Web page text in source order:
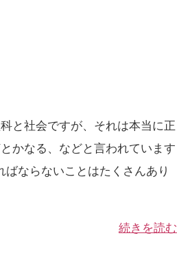
と社会ですが、それは本当に正
かなる、などと言われています
ならないことはたくさんあり
続きを読む